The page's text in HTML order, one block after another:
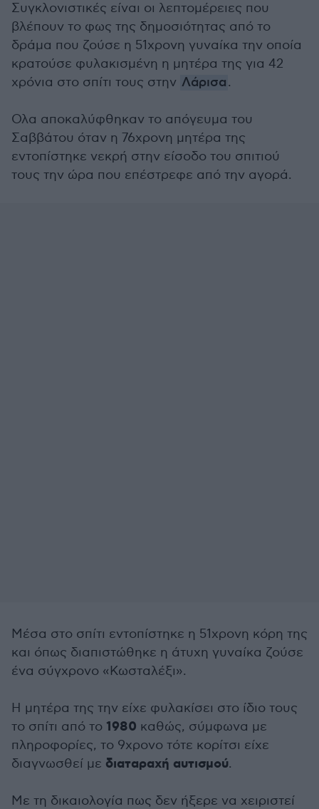
Συγκλονιστικές είναι οι λεπτομέρειες που
βλέπουν το φως της δημοσιότητας από το
δράμα που ζούσε η 51χρονη γυναίκα την οποία
κρατούσε φυλακισμένη η μητέρα της για 42
χρόνια στο σπίτι τους στην Λάρισα.
Ολα αποκαλύφθηκαν το απόγευμα του
Σαββάτου όταν η 76χρονη μητέρα της
εντοπίστηκε νεκρή στην είσοδο του σπιτιού
τους την ώρα που επέστρεφε από την αγορά.
Μέσα στο σπίτι εντοπίστηκε η 51χρονη κόρη της
και όπως διαπιστώθηκε η άτυχη γυναίκα ζούσε
ένα σύγχρονο «Κωσταλέξι».
Η μητέρα της την είχε φυλακίσει στο ίδιο τους
το σπίτι από το 1980 καθώς, σύμφωνα με
πληροφορίες, το 9χρονο τότε κορίτσι είχε
διαγνωσθεί με διαταραχή αυτισμού.
Με τη δικαιολογία πως δεν ήξερε να χειριστεί